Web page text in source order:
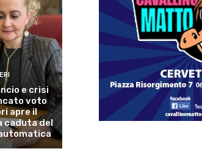
e crisi
voto
apre il
caduta del